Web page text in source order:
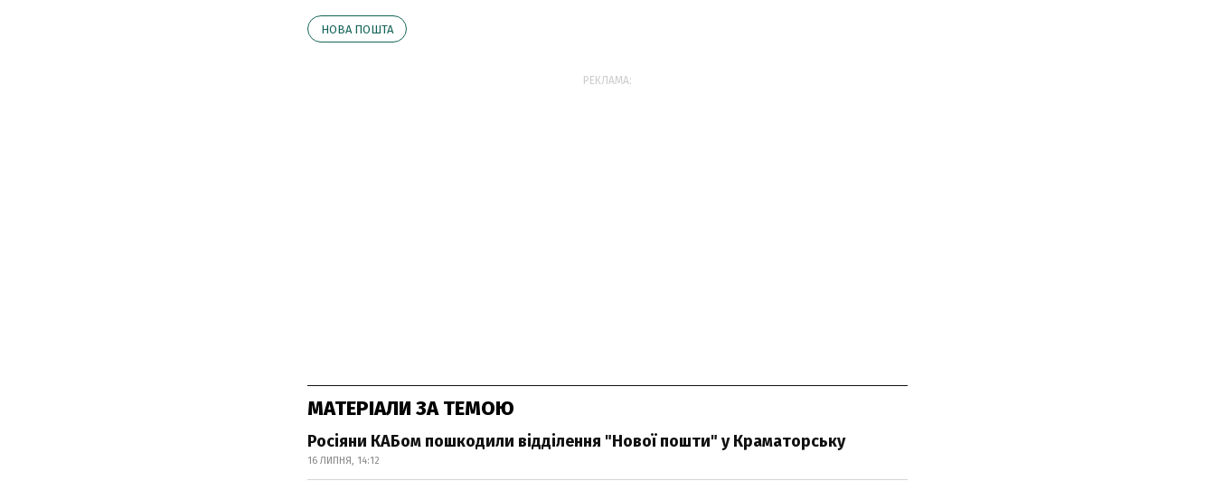
НОВА ПОШТА
РЕКЛАМА:
МАТЕРІАЛИ ЗА ТЕМОЮ
Росіяни КАБом пошкодили відділення "Нової пошти" у Краматорську
16 ЛИПНЯ, 14:12